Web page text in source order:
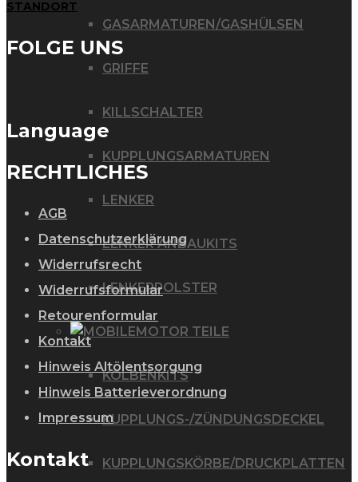
GASARMATUREN/GASHÜLSEN
GRIFFE
KILLSCHALTER
KUPPLUNGSARMATUREN
LENKER
LENKER ANBAUKITS
LENKERPOLSTER
MOTOR TEILE
KOLBENKITS
KUPPLUNGS-/ZÜNDUNGSDECKEL
KUPPLUNGSKÖRBE/DRUCKPLATTEN
STANDORT
FOLGE UNS
Language
RECHTLICHES
AGB
Datenschutzerklärung
Widerrufsrecht
Widerrufsformular
Retourenformular
Kontakt
Hinweis Altölentsorgung
Hinweis Batterieverordnung
Impressum
Kontakt